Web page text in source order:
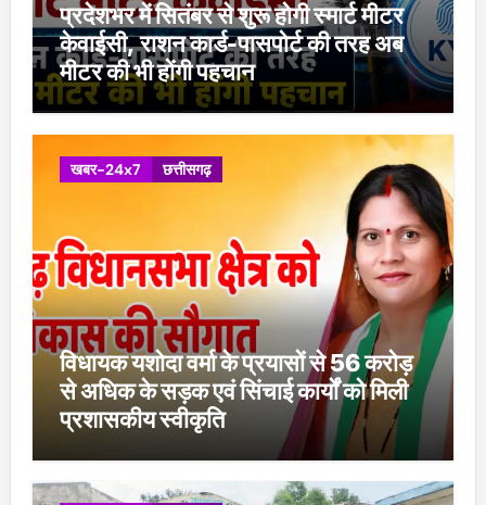
प्रदेशभर में सितंबर से शुरू होगी स्मार्ट मीटर
केवाईसी, राशन कार्ड-पासपोर्ट की तरह अब
मीटर की भी होंगी पहचान
खबर-24x7 छत्तीसगढ़
विधायक यशोदा वर्मा के प्रयासों से 56 करोड़
से अधिक के सड़क एवं सिंचाई कार्यों को मिली
प्रशासकीय स्वीकृति